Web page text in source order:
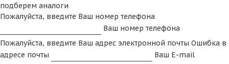
подберем аналоги
Пожалуйста, введите Ваш номер телефона
Ваш номер телефона
Пожалуйста, введите Ваш адрес электронной почты Ошибка в
адресе почты
Ваш E-mail